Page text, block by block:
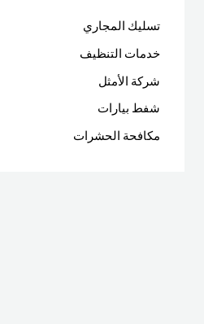
تسليك المجاري
خدمات التنظيف
شركة الأمثل
شفط بيارات
مكافحة الحشرات